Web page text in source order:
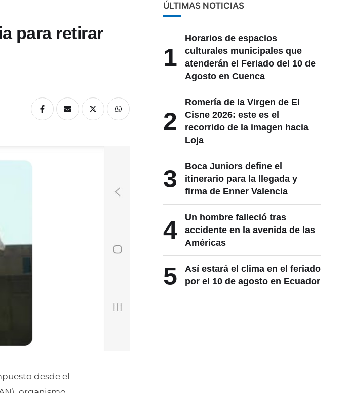
para retirar
desde el
ÚLTIMAS NOTICIAS
1
Horarios de espacios
culturales municipales que
atenderán el Feriado del 10 de
Agosto en Cuenca
2
Romería de la Virgen de El
Cisne 2026: este es el
recorrido de la imagen hacia
Loja
3
Boca Juniors define el
itinerario para la llegada y
firma de Enner Valencia
4
Un hombre falleció tras
accidente en la avenida de las
Américas
5
Así estará el clima en el feriado
por el 10 de agosto en Ecuador